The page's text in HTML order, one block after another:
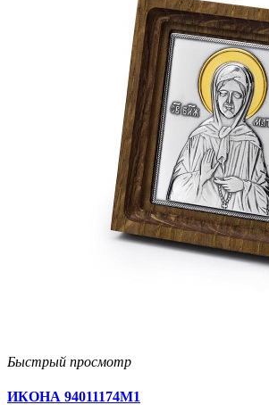
Быстрый просмотр
ИКОНА 94011174М1